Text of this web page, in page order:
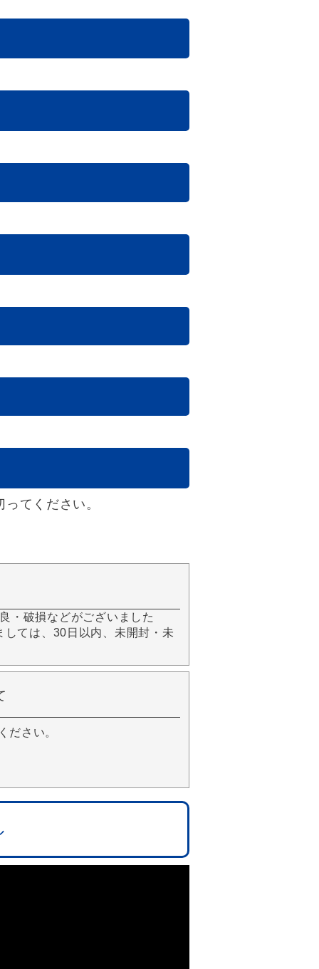
てください。
・破損などがございました
ては、30日以内、未開封・未
ださい。